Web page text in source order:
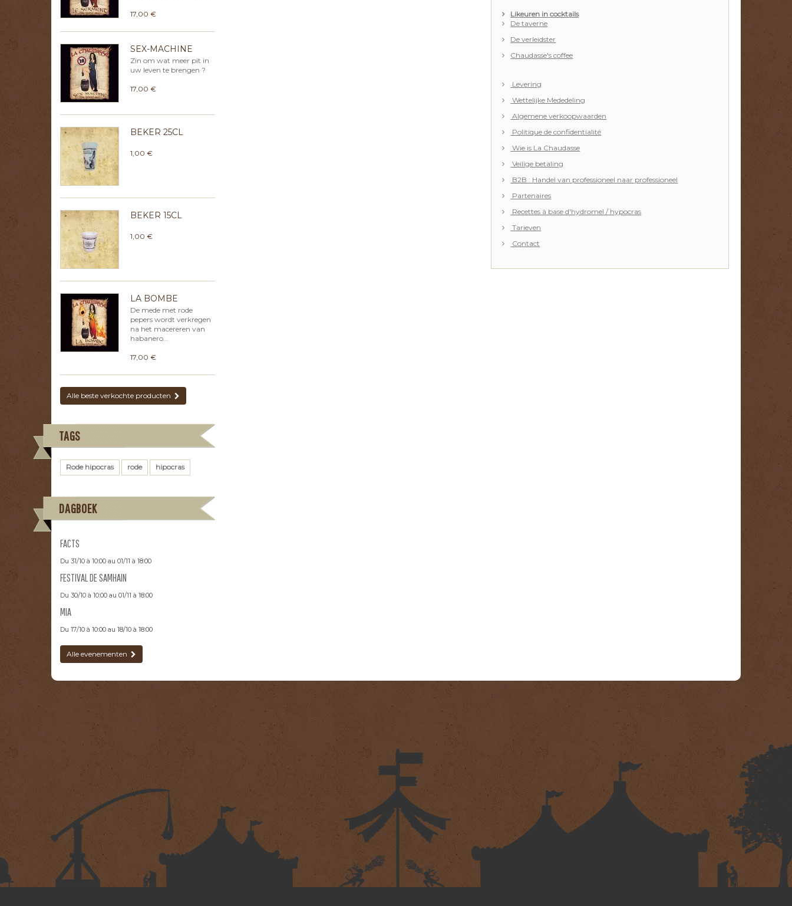
17,00 €
SEX-MACHINE
Zin om wat meer pit in
uw leven te brengen ?
17,00 €
BEKER 25CL
1,00 €
BEKER 15CL
1,00 €
LA BOMBE
De mede met rode
pepers wordt verkregen
na het macereren van
habanero...
17,00 €
Alle beste verkochte producten
TAGS
Rode hipocras rode hipocras
DAGBOEK
FACTS
Du 31/10 à 10:00 au 01/11 à 18:00
FESTIVAL DE SAMHAIN
Du 30/10 à 10:00 au 01/11 à 18:00
MIA
Du 17/10 à 10:00 au 18/10 à 18:00
Alle evenementen
Likeuren in cocktails
De taverne
De verleidster
Chaudasse's coffee
Levering
Wettelijke Mededeling
Algemene verkoopwaarden
Politique de confidentialité
Wie is La Chaudasse
Veilige betaling
B2B : Handel van professioneel naar professioneel
Partenaires
Recettes à base d'hydromel / hypocras
Tarieven
Contact